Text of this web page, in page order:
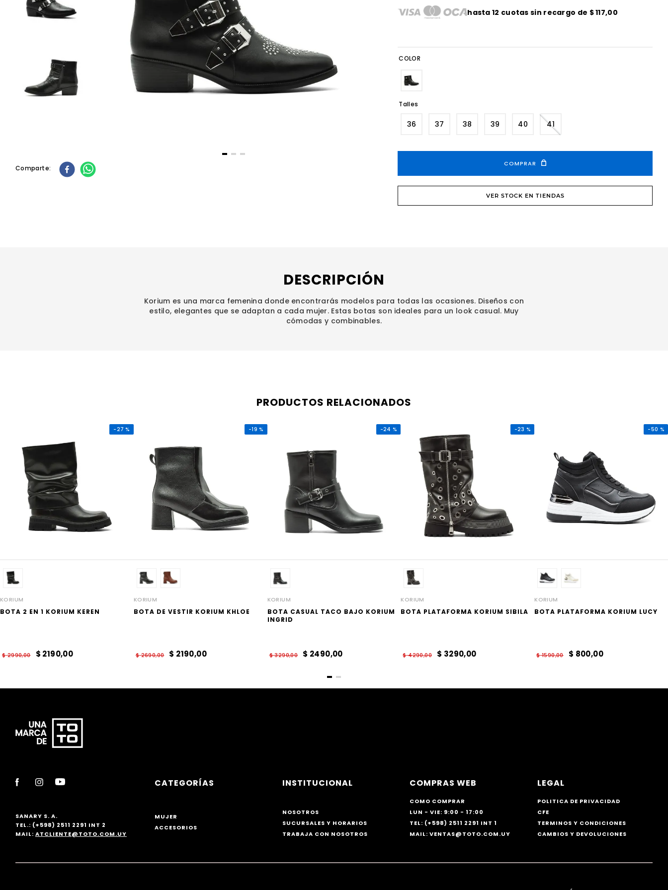
Comparte
hasta12 cuotas sin recargo de $117,00
COLOR
Talles
36 37 38 39 40 41
COMPRAR
VER STOCK EN TIENDAS
DESCRIPCIÓN
Korium es una marca femenina donde encontrarás modelos para todas las ocasiones. Diseños con
estilo, elegantes que se adaptan a cada mujer. Estas botas son ideales para un look casual. Muy
cómodas y combinables.
PRODUCTOS RELACIONADOS
-27 %
KORIUM
BOTA 2 EN 1 KORIUM KEREN
$ 2990,00 $ 2190,00
-19 %
KORIUM
BOTA DE VESTIR KORIUM KHLOE
$ 2690,00 $ 2190,00
-24 %
KORIUM
BOTA CASUAL TACO BAJO KORIUM
INGRID
$ 3290,00 $ 2490,00
-23 %
KORIUM
BOTA PLATAFORMA KORIUM SIBILA
$ 4290,00 $ 3290,00
-50 %
KORIUM
BOTA PLATAFORMA KORIUM LUCY
$ 1590,00 $ 800,00
SANARY S. A.
TEL.: (+598) 2511 2291 INT 2
MAIL: ATCLIENTE@TOTO.COM.UY
CATEGORÍAS
MUJER
ACCESORIOS
INSTITUCIONAL
NOSOTROS
SUCURSALES Y HORARIOS
TRABAJA CON NOSOTROS
COMPRAS WEB
COMO COMPRAR
LUN - VIE: 9:00 - 17:00
TEL: (+598) 2511 2291 INT 1
MAIL: VENTAS@TOTO.COM.UY
LEGAL
POLITICA DE PRIVACIDAD
CFE
TERMINOS Y CONDICIONES
CAMBIOS Y DEVOLUCIONES
cartera